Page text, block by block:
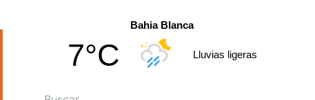
Bahia Blanca
7°C Lluvias ligeras